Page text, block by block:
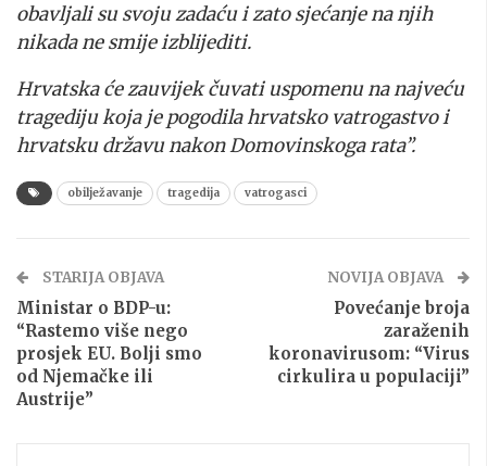
obavljali su svoju zadaću i zato sjećanje na njih
nikada ne smije izblijediti.
Hrvatska će zauvijek čuvati uspomenu na najveću
tragediju koja je pogodila hrvatsko vatrogastvo i
hrvatsku državu nakon Domovinskoga rata”.
obilježavanje tragedija vatrogasci
STARIJA OBJAVA
Ministar o BDP-u:
“Rastemo više nego
prosjek EU. Bolji smo
od Njemačke ili
Austrije”
NOVIJA OBJAVA
Povećanje broja
zaraženih
koronavirusom: “Virus
cirkulira u populaciji”